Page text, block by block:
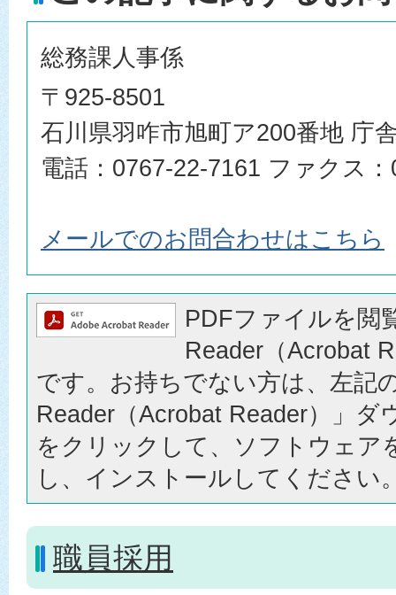
総務課人事係
〒925-8501
石川県羽咋市旭町ア200番地 庁
電話：0767-22-7161 ファクス
メールでのお問合わせはこちら
PDFファイルを閲
Reader（Acrobat
です。お持ちでない方は、左記
Reader（Acrobat Reader）」ダ
をクリックして、ソフトウェア
し、インストールしてください
職員採用